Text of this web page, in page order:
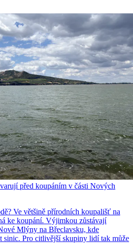
před koupáním v části Nových
Ve většině přírodních koupališť na
ke koupání. Výjimkou zůstávají
Mlýny na Břeclavsku, kde
Pro citlivější skupiny lidí tak může